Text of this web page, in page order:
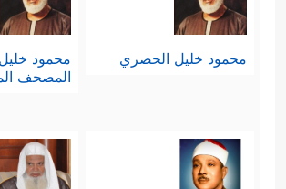
محمود خليل الحصري
محمود
المصحف